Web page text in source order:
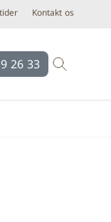
Kontakt os
26 33